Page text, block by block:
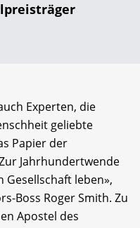
Experten, die
geliebte
Papier der
Jahrhundertwende
leben»,
Boss Roger Smith. Zu
Apostel des